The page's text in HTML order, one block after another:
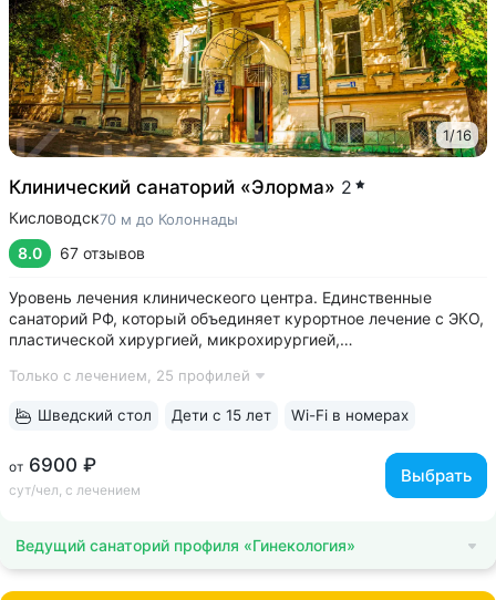
1/16
Клинический санаторий «Элорма» 2
Кисловодск70 м до Колоннады
8.0 67 отзывов
Уровень лечения клиническеого центра. Единственные
санаторий РФ, который объединяет курортное лечение с ЭКО,
пластической хирургией, микрохирургией,
• Красивое историческое здание в 100 м от Нарзанной
Только с лечением, 25 профилей
от 6900 ₽
сут/чел, с лечением
Выбрать
Шведский стол Дети с 15 лет Wi-Fi в номерах
Ведущий санаторий профиля «Гинекология»